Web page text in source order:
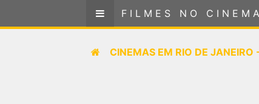
FILMES NO CINEMA
CINEMAS EM RIO DE JANEIRO
FILMES NO CINEMA
RIO DE JANEIRO - RJ